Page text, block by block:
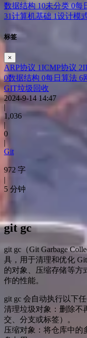
数据结构 10未分类 0每
31计算机基础 1设计模
标签
×
ARP协议 1ICMP协议 2
0数据结构 0每日算法 6
GIT垃圾回收
2024-9-14 14:47
|
1,036
|
0
|
Git
972 字
|
5 分钟
git gc
git gc（Git Garbage
具，用于清理和优化
的对象、压缩存储等方
作的性能。
git gc 会自动执行以下任
清理垃圾对象：删除不
交、分支或标签）。
压缩对象：将仓库中的